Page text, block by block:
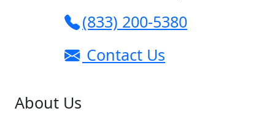
(833) 200-5380
Contact Us
About Us